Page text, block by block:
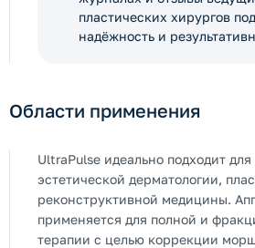
пластических хирургов
надёжность и
Области применения
UltraPulse идеально подходит
эстетической дерматологии,
реконструктивной медицины.
применяется для полной и
терапии с целью коррекции